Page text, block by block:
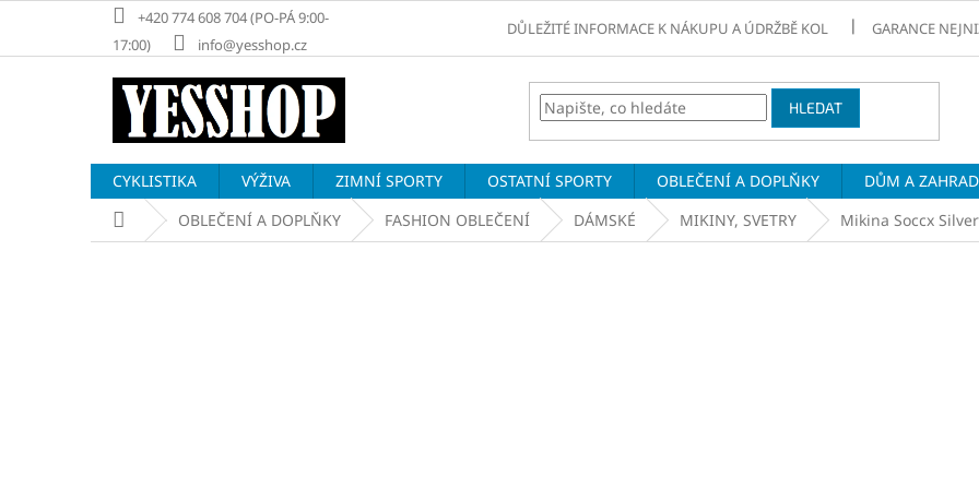
obsah
+420 774 608 704 (PO-PÁ 9:00-
17:00)
info@yesshop.cz
DŮLEŽITÉ INFORMACE K NÁKUPU A ÚDRŽBĚ KOL GARANCE
HLEDAT
CYKLISTIKA VÝŽIVA ZIMNÍ SPORTY OSTATNÍ SPORTY OBLEČENÍ A DOPLŇKY DŮM A
Domů OBLEČENÍ A DOPLŇKY FASHION OBLEČENÍ DÁMSKÉ MIKINY, SVETRY Mikina Soccx